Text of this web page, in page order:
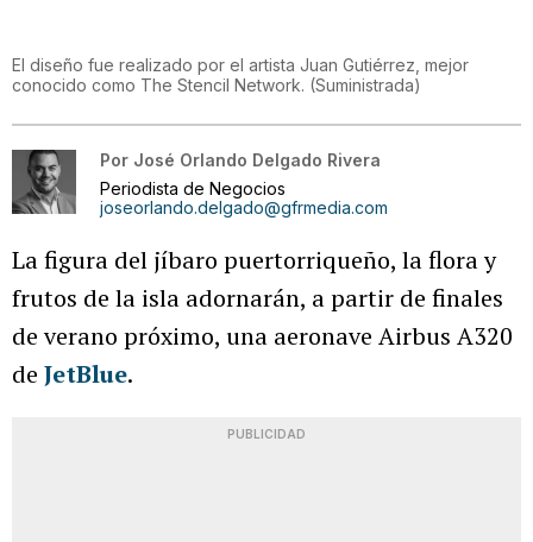
El diseño fue realizado por el artista Juan Gutiérrez, mejor
conocido como The Stencil Network. (Suministrada)
Por José Orlando Delgado Rivera
Periodista de Negocios
joseorlando.delgado@gfrmedia.com
La figura del jíbaro puertorriqueño, la flora y
frutos de la isla adornarán, a partir de finales
de verano próximo, una aeronave Airbus A320
de JetBlue.
PUBLICIDAD